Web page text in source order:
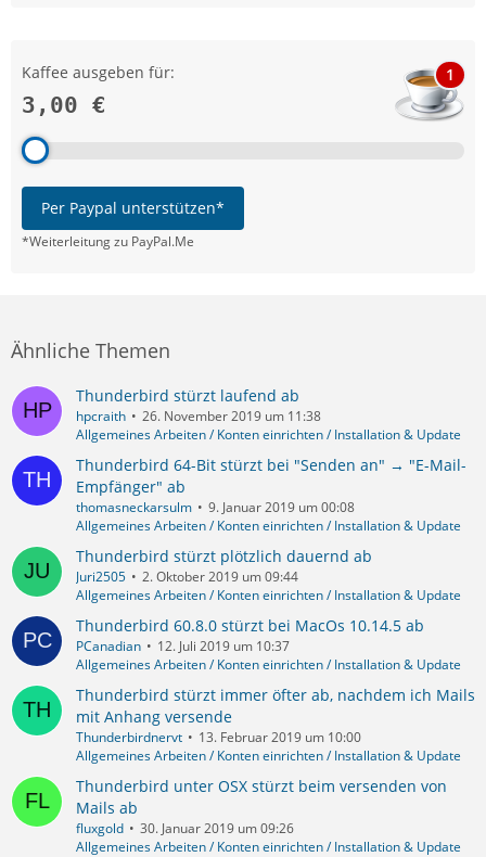
Kaffee ausgeben für:
3,00 €
1
Per Paypal unterstützen*
*Weiterleitung zu PayPal.Me
Ähnliche Themen
Thunderbird stürzt laufend ab
hpcraith
26. November 2019 um 11:38
Allgemeines Arbeiten / Konten einrichten / Installation & Update
Thunderbird 64-Bit stürzt bei "Senden an" → "E-Mail-
Empfänger" ab
thomasneckarsulm
9. Januar 2019 um 00:08
Allgemeines Arbeiten / Konten einrichten / Installation & Update
Thunderbird stürzt plötzlich dauernd ab
Juri2505
2. Oktober 2019 um 09:44
Allgemeines Arbeiten / Konten einrichten / Installation & Update
Thunderbird 60.8.0 stürzt bei MacOs 10.14.5 ab
PCanadian
12. Juli 2019 um 10:37
Allgemeines Arbeiten / Konten einrichten / Installation & Update
Thunderbird stürzt immer öfter ab, nachdem ich Mails
mit Anhang versende
Thunderbirdnervt
13. Februar 2019 um 10:00
Allgemeines Arbeiten / Konten einrichten / Installation & Update
Thunderbird unter OSX stürzt beim versenden von
Mails ab
fluxgold
30. Januar 2019 um 09:26
Allgemeines Arbeiten / Konten einrichten / Installation & Update